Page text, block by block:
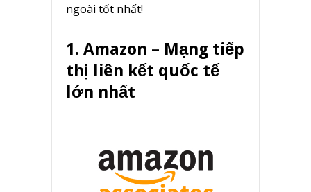
ngoài tốt nhất!
1. Amazon – Mạng tiếp
thị liên kết quốc tế
lớn nhất